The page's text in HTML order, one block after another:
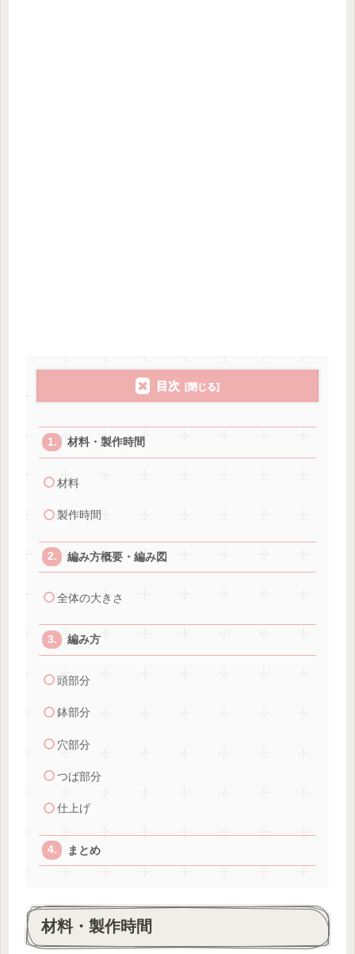
目次
材料・製作時間
材料
製作時間
編み方概要・編み図
全体の大きさ
編み方
頭部分
鉢部分
穴部分
つば部分
仕上げ
まとめ
材料・製作時間